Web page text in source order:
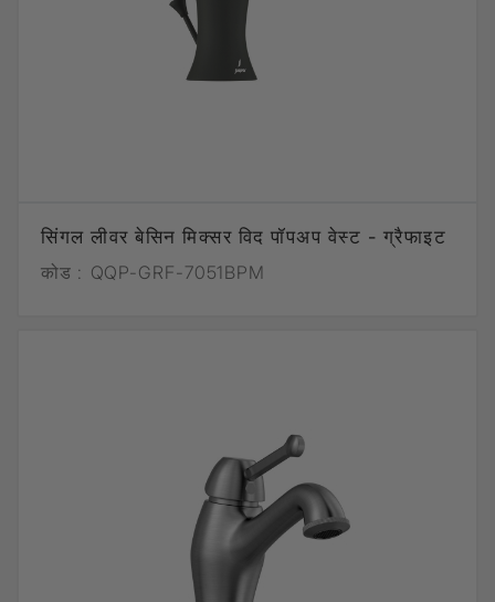
सिंगल लीवर बेसिन मिक्सर विद पॉपअप वेस्ट - ग्रैफाइट
कोड : QQP-GRF-7051BPM